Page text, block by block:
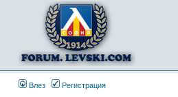
Влез Регистрация